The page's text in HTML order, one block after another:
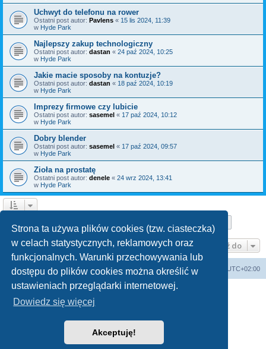
Strona ta używa plików cookies (tzw. ciasteczka)
w celach statystycznych, reklamowych oraz
funkcjonalnych. Warunki przechowywania lub
dostępu do plików cookies można określić w
ustawieniach przeglądarki internetowej.
Dowiedz się więcej
Akceptuję!
Uchwyt do telefonu na rower
Ostatni post autor: Pavlens « 15 lis 2024, 11:39
w Hyde Park
Najlepszy zakup technologiczny
Ostatni post autor: dastan « 24 paź 2024, 10:25
w Hyde Park
Jakie macie sposoby na kontuzje?
Ostatni post autor: dastan « 18 paź 2024, 10:19
w Hyde Park
Imprezy firmowe czy lubicie
Ostatni post autor: sasemel « 17 paź 2024, 10:12
w Hyde Park
Dobry blender
Ostatni post autor: sasemel « 17 paź 2024, 09:57
w Hyde Park
Zioła na prostatę
Ostatni post autor: denele « 24 wrz 2024, 13:41
w Hyde Park
Przejdź do
Forum Bike Łódź - Forum Rowerowe Łódź - Forum Szosowe - Forum MTB Strona Główna Strefa czasowa UTC+02:00
Linki partnerskie: strony www lodz Fotografia Analogowa
Technologię dostarczaphpBB® Forum Software © phpBB Limited
Polski pakiet językowy dostarcza